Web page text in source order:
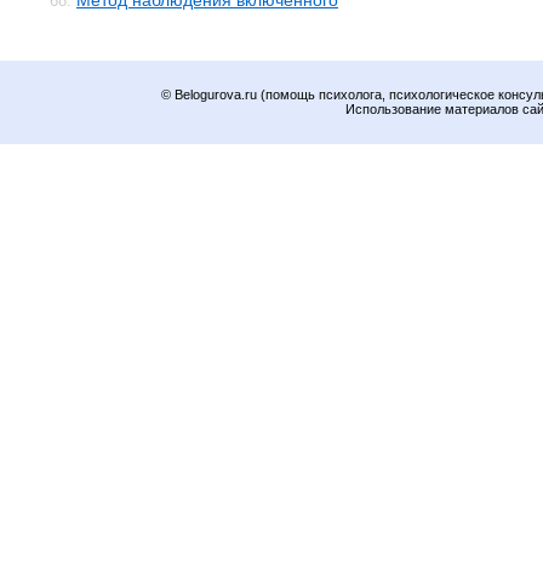
© Belogurova.ru (помощь психолога, психологическое
Использование материалов